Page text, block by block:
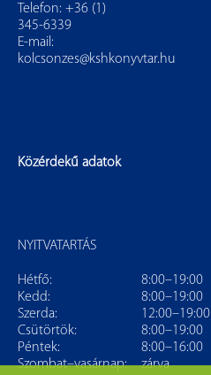
Telefon: +36 (1)
345-6339
E-mail:
kolcsonzes@kshkonyvtar.hu
Közérdekű adatok
NYITVATARTÁS
Hétfő:
8:00–19:00
Kedd:
8:00–19:00
Szerda:
12:00–19:00
Csütörtök:
8:00–19:00
Péntek:
8:00–16:00
Szombat–vasárnap:
zárva